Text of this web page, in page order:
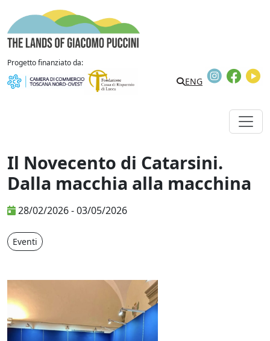
Vai al contenuto
Progetto finanziato da:
Search
ENG
Instagram
Il Novecento di Catarsini.
Dalla macchia alla macchina
28/02/2026 - 03/05/2026
Eventi
Alfredo Catarsini -